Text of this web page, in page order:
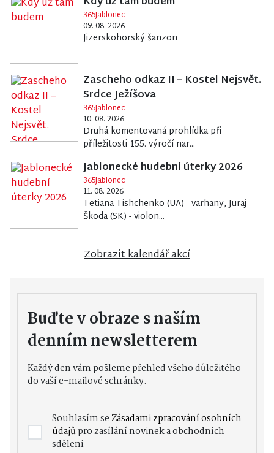
365Jablonec
09. 08. 2026
Jizerskohorský šanzon
Zascheho odkaz II – Kostel Nejsvět.
Srdce Ježíšova
365Jablonec
10. 08. 2026
Druhá komentovaná prohlídka při
příležitosti 155. výročí nar...
Jablonecké hudební úterky 2026
365Jablonec
11. 08. 2026
Tetiana Tishchenko (UA) - varhany, Juraj
Škoda (SK) - violon...
Zobrazit kalendář akcí
Buďte v obraze s naším
denním newsletterem
Každý den vám pošleme přehled všeho důležitého
do vaší e-mailové schránky.
Souhlasím seZásadami zpracování osobních
údajůpro zasílání novinek a obchodních
sdělení